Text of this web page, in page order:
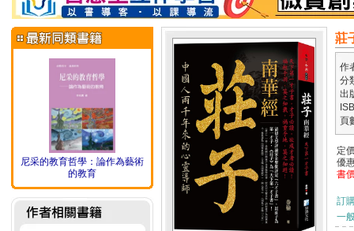
尼采的教育哲學：論作為藝術
的教育
莊
作
分
出
頁
定
優
書
訂
一